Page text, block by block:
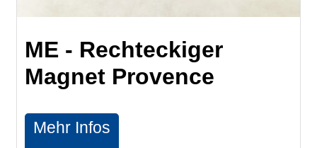
ME - Rechteckiger
Magnet Provence
Mehr Infos